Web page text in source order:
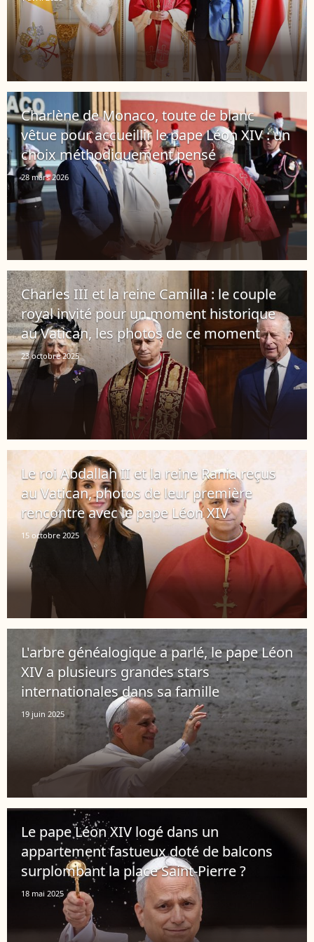
Charlène de Monaco, toute de blanc
vêtue pour accueillir le pape Léon XIV : un
choix méthodiquement pensé
28 mars 2026
Charles III et la reine Camilla : le couple
royal invité pour un moment historique
au Vatican, les photos de ce moment
23 octobre 2025
Le roi Abdallah II et la reine Rania reçus
au Vatican, photos de leur première
rencontre avec le pape Léon XIV
15 octobre 2025
L'arbre généalogique a parlé, le pape Léon
XIV a plusieurs grandes stars
internationales dans sa famille
19 juin 2025
Le pape Léon XIV logé dans un
appartement fastueux doté de balcons
surplombant la place Saint-Pierre ?
18 mai 2025